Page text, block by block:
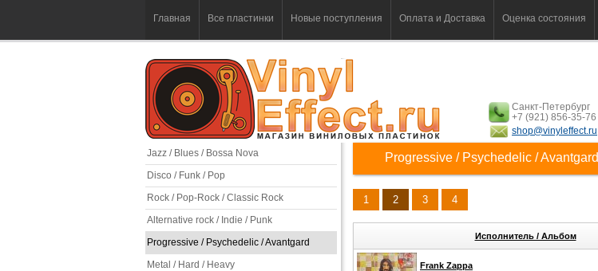
Главная Все пластинки Новые поступления Оплата и Доставка Оценка состояния
Санкт-Петербург
+7 (921) 856-35-76
shop@vinyleffect.ru
Jazz / Blues / Bossa Nova
Disco / Funk / Pop
Rock / Pop-Rock / Classic Rock
Alternative rock / Indie / Punk
Progressive / Psychedelic / Avantgard
Metal / Hard / Heavy
Progressive / Psychedelic / Avantgard
1 2 3 4
Исполнитель / Альбом
Frank Zappa